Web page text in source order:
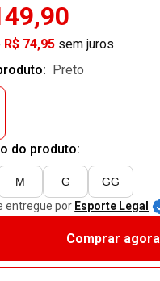
R$ 74,95 sem juros
preto
do produto:
M G
GG
entregue por Esporte Legal
Comprar agora